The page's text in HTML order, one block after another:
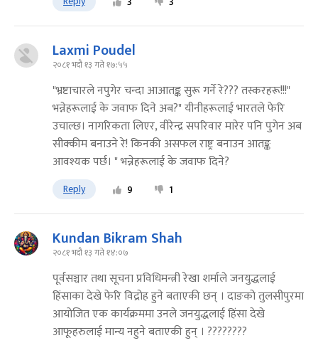
Laxmi Poudel
२०८१ भदौ १३ गते १७:५५
"भ्रष्टाचारले नपुगेर चन्दा आआतङ्क सुरू गर्ने रे??? तस्करहरू!!!"
भन्नेहरूलाई के जवाफ दिने अब?" यीनीहरूलाई भारतले फेरि
उचाल्छ। नागरिकता लिएर, वीरेन्द्र सपरिवार मारेर पनि पुगेन अब
सीक्कीम बनाउने रे! किनकी असफल राष्ट्र बनाउन आतङ्क
आवश्यक पर्छ। " भन्नेहरूलाई के जवाफ दिने?
Reply 9 1
Kundan Bikram Shah
२०८१ भदौ १३ गते १४:०७
पूर्वसञ्चार तथा सूचना प्रविधिमन्त्री रेखा शर्माले जनयुद्धलाई
हिंसाका देखे फेरि विद्रोह हुने बताएकी छन् । दाङको तुलसीपुरमा
आयोजित एक कार्यक्रममा उनले जनयुद्धलाई हिंसा देखे
आफूहरुलाई मान्य नहुने बताएकी हुन् । ????????